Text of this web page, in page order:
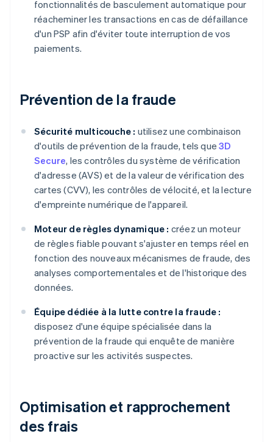
fonctionnalités de basculement automatique pour
réacheminer les transactions en cas de défaillance
d'un PSP afin d'éviter toute interruption de vos
paiements.
Prévention de la fraude
Sécurité multicouche : utilisez une combinaison
d'outils de prévention de la fraude, tels que3D
Secure, les contrôles du système de vérification
d'adresse (AVS) et de la valeur de vérification des
cartes (CVV), les contrôles de vélocité, et la lecture
d'empreinte numérique de l'appareil.
Moteur de règles dynamique : créez un moteur
de règles fiable pouvant s'ajuster en temps réel en
fonction des nouveaux mécanismes de fraude, des
analyses comportementales et de l'historique des
données.
Équipe dédiée à la lutte contre la fraude :
disposez d'une équipe spécialisée dans la
prévention de la fraude qui enquête de manière
proactive sur les activités suspectes.
Optimisation et rapprochement
des frais